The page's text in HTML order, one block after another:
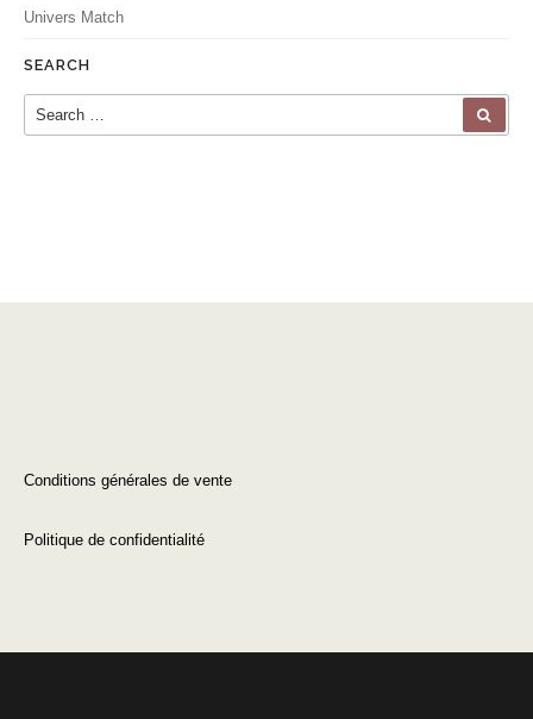
Univers Match
SEARCH
Search for:
Conditions générales de vente
Politique de confidentialité